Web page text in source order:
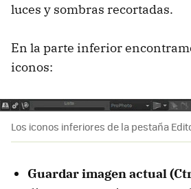
luces y sombras recortadas.
En la parte inferior
iconos:
Los iconos inferiores de la pestaña
Guardar imagen actual